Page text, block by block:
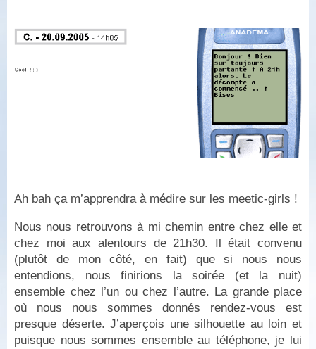
Ah bah ça m’apprendra à médire sur les meetic-girls !
Nous nous retrouvons à mi chemin entre chez elle et
chez moi aux alentours de 21h30. Il était convenu
(plutôt de mon côté, en fait) que si nous nous
entendions, nous finirions la soirée (et la nuit)
ensemble chez l’un ou chez l’autre. La grande place
où nous nous sommes donnés rendez-vous est
presque déserte. J’aperçois une silhouette au loin et
puisque nous sommes ensemble au téléphone, je lui